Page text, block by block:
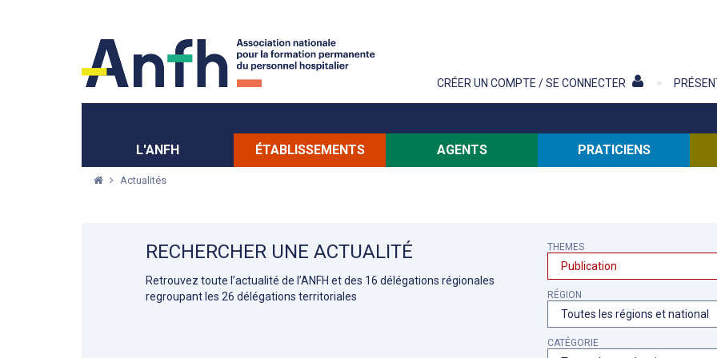
CRÉER UN COMPTE / SE CONNECTER
L'ANFH ÉTABLISSEMENTS AGENTS PRATICIENS
Actualités
RECHERCHER UNE ACTUALITÉ
Retrouvez toute l’actualité de l’ANFH et des 16 délégations régionales
regroupant les 26 délégations territoriales
THEMES
RÉGION
CATÉGORIE